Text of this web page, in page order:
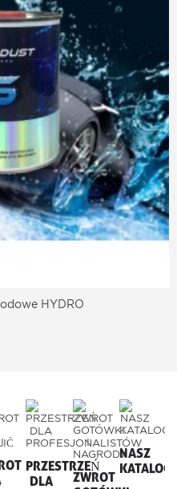
HYDRO
PRZESTRZEŃ
DLA
ZWROT
NASZ
KATALOG